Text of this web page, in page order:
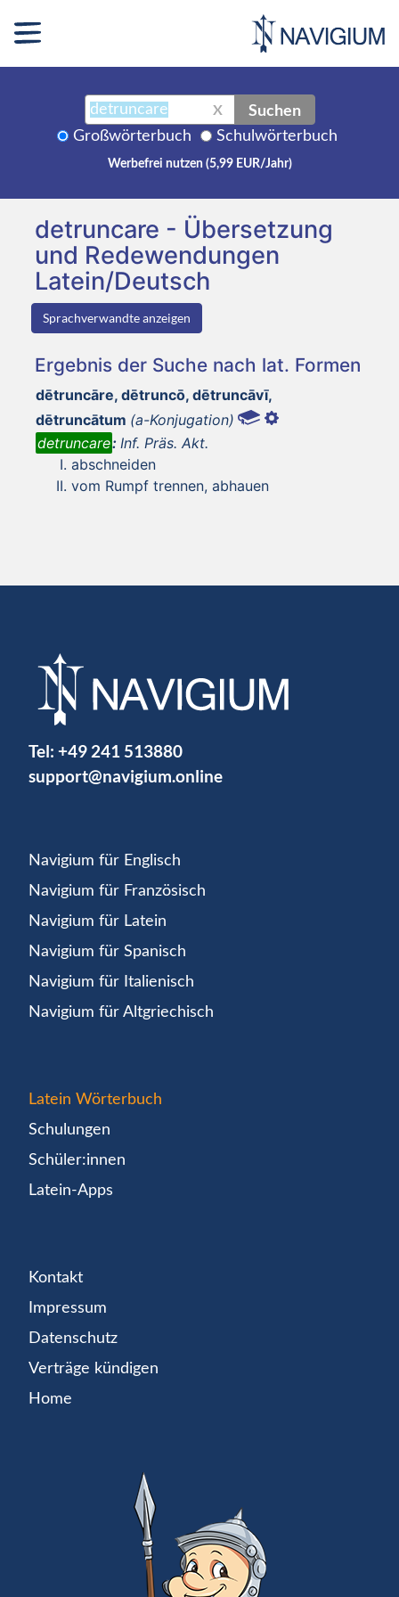
X Suchen
Großwörterbuch Schulwörterbuch
Werbefrei nutzen (5,99 EUR/Jahr)
detruncare - Übersetzung
und Redewendungen
Latein/Deutsch
Sprachverwandte anzeigen
Ergebnis der Suche nach lat. Formen
dētruncāre, dētruncō, dētruncāvī,
dētruncātum (a-Konjugation)
detruncare: Inf. Präs. Akt.
abschneiden
vom Rumpf trennen, abhauen
Tel: +49 241 513880
support@navigium.online
Navigium für Englisch
Navigium für Französisch
Navigium für Latein
Navigium für Spanisch
Navigium für Italienisch
Navigium für Altgriechisch
Latein Wörterbuch
Schulungen
Schüler:innen
Latein-Apps
Kontakt
Impressum
Datenschutz
Verträge kündigen
Home